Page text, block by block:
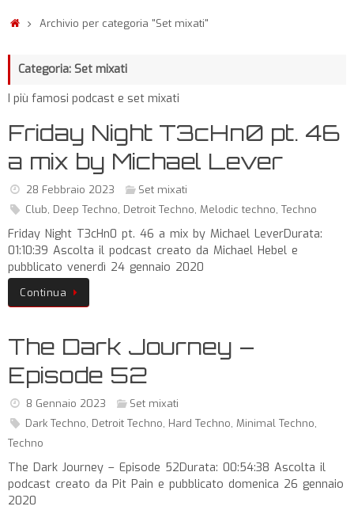
Archivio per categoria "Set mixati"
Categoria: Set mixati
I più famosi podcast e set mixati
Friday Night T3cHn0 pt. 46
a mix by Michael Lever
28 Febbraio 2023
Set mixati
Club, Deep Techno, Detroit Techno, Melodic techno, Techno
Friday Night T3cHn0 pt. 46 a mix by Michael LeverDurata:
01:10:39 Ascolta il podcast creato da Michael Hebel e
pubblicato venerdì 24 gennaio 2020
Continua
The Dark Journey –
Episode 52
8 Gennaio 2023
Set mixati
Dark Techno, Detroit Techno, Hard Techno, Minimal Techno,
Techno
The Dark Journey – Episode 52Durata: 00:54:38 Ascolta il
podcast creato da Pit Pain e pubblicato domenica 26 gennaio
2020